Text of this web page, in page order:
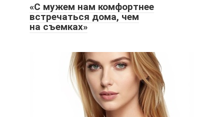
«С мужем нам комфортнее
встречаться дома, чем
на съемках»